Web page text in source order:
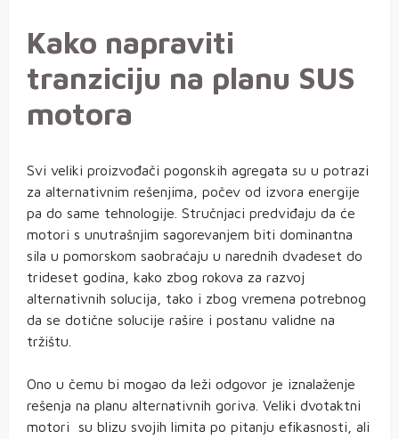
Kako napraviti
tranziciju na planu SUS
motora
Svi veliki proizvođači pogonskih agregata su u potrazi
za alternativnim rešenjima, počev od izvora energije
pa do same tehnologije. Stručnjaci predviđaju da će
motori s unutrašnjim sagorevanjem biti dominantna
sila u pomorskom saobraćaju u narednih dvadeset do
trideset godina, kako zbog rokova za razvoj
alternativnih solucija, tako i zbog vremena potrebnog
da se dotične solucije rašire i postanu validne na
tržištu.
Ono u čemu bi mogao da leži odgovor je iznalaženje
rešenja na planu alternativnih goriva. Veliki dvotaktni
motori su blizu svojih limita po pitanju efikasnosti, ali